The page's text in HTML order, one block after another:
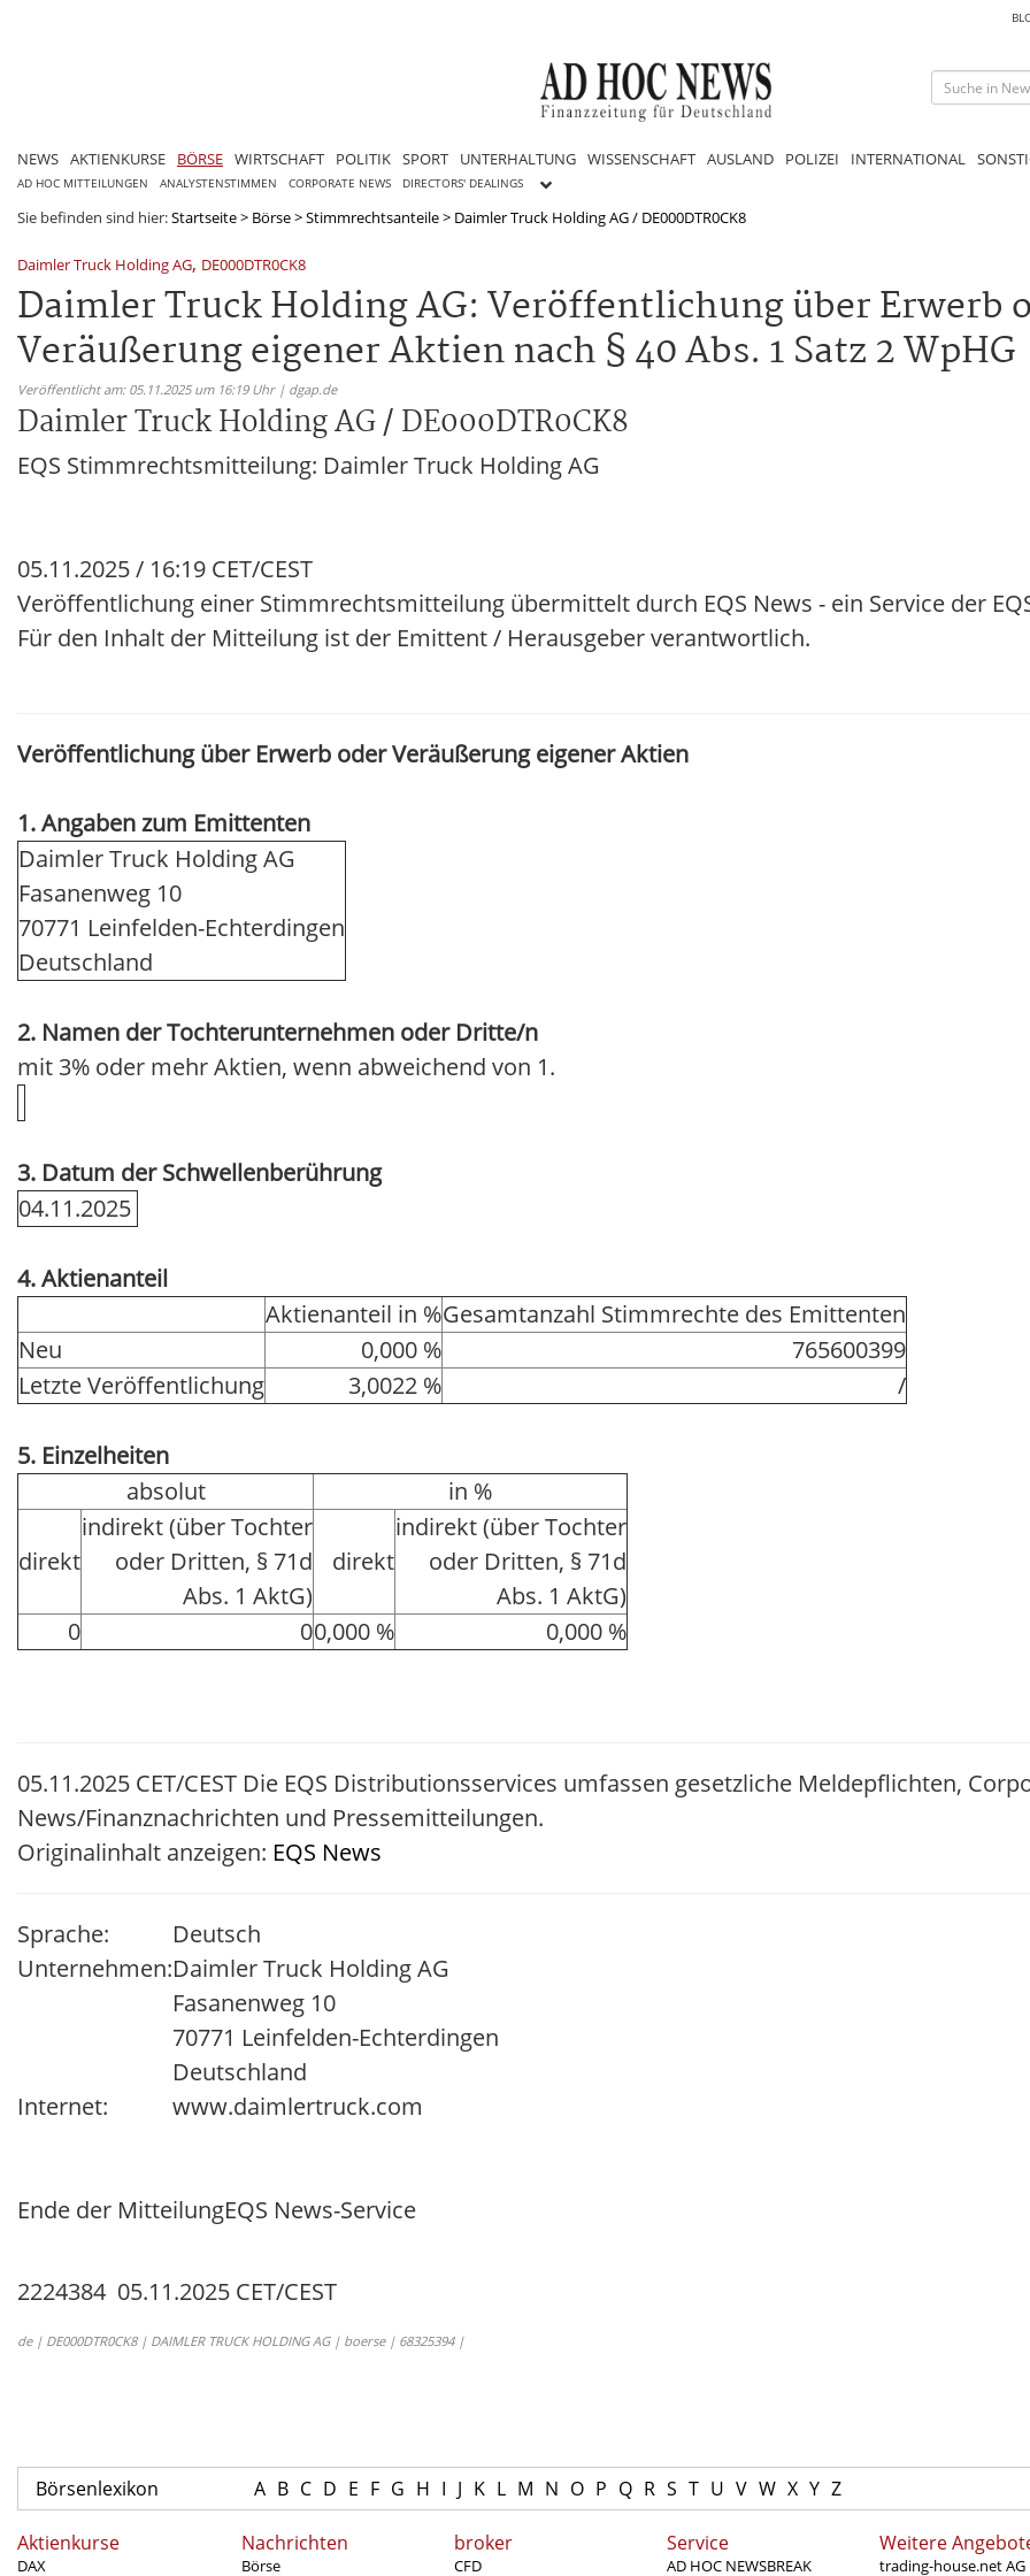
NEWS AKTIENKURSE BÖRSE WIRTSCHAFT POLITIK SPORT UNTERHALTUNG WISSENSCHAFT AUSLAND POLIZEI INTERNATIONAL
AD HOC MITTEILUNGEN ANALYSTENSTIMMEN CORPORATE NEWS DIRECTORS' DEALINGS
Sie befinden sind hier:Startseite> Börse>Stimmrechtsanteile> Daimler Truck Holding AG / DE000DTR0CK8
Daimler Truck Holding AG, DE000DTR0CK8
Daimler Truck Holding AG: Veröffentlichung über Erwerb
Veräußerung eigener Aktien nach § 40 Abs. 1 Satz 2 WpHG
Veröffentlicht am: 05.11.2025 um 16:19 Uhr | dgap.de
Daimler Truck Holding AG / DE000DTR0CK8
EQS Stimmrechtsmitteilung: Daimler Truck Holding AG
05.11.2025 / 16:19 CET/CEST
Veröffentlichung einer Stimmrechtsmitteilung übermittelt durch EQS News - ein Service der
Für den Inhalt der Mitteilung ist der Emittent / Herausgeber verantwortlich.
Veröffentlichung über Erwerb oder Veräußerung eigener Aktien
1. Angaben zum Emittenten
Daimler Truck Holding AG
Fasanenweg 10
70771 Leinfelden-Echterdingen
Deutschland
2. Namen der Tochterunternehmen oder Dritte/n
mit 3% oder mehr Aktien, wenn abweichend von 1.
3. Datum der Schwellenberührung
04.11.2025
4. Aktienanteil
Aktienanteil in %Gesamtanzahl Stimmrechte des Emittenten
Neu
0,000 %
765600399
Letzte Veröffentlichung
3,0022 % /
5. Einzelheiten
absolut
in %
direkt
indirekt (über Tochter
oder Dritten, § 71d
Abs. 1 AktG)
direkt
indirekt (über Tochter
oder Dritten, § 71d
Abs. 1 AktG)
0
00,000 % 0,000 %
05.11.2025 CET/CEST Die EQS Distributionsservices umfassen gesetzliche Meldepflichten,
News/Finanznachrichten und Pressemitteilungen.
Originalinhalt anzeigen: EQS News
Sprache:
Deutsch
Unternehmen:Daimler Truck Holding AG
Fasanenweg 10
70771 Leinfelden-Echterdingen
Deutschland
Internet:
www.daimlertruck.com
Ende der MitteilungEQS News-Service
2224384 05.11.2025 CET/CEST
de | DE000DTR0CK8 | DAIMLER TRUCK HOLDING AG | boerse | 68325394 |
Börsenlexikon A B C D E F G H I J K L M N O P Q R S T U V W X Y Z
Aktienkurse
DAX
Nachrichten
Börse
broker
CFD
Service
AD HOC NEWSBREAK
Weitere
trading-house.net AG